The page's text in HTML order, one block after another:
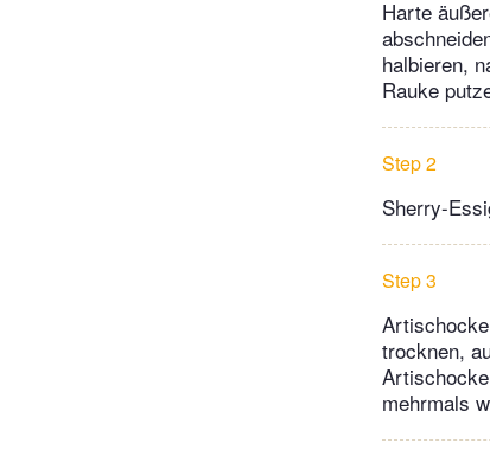
Harte
halbieren,
Rauke
Step 2
Sherry-
Step 3
trocknen,
mehrmals